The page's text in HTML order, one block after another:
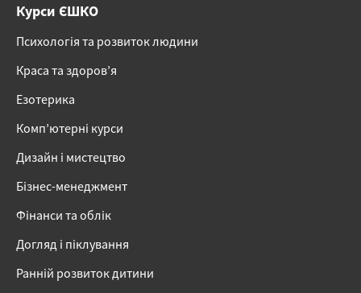
Курси ЄШКО
Психологія та розвиток людини
Краса та здоров’я
Езотерика
Комп’ютерні курси
Дизайн і мистецтво
Бізнес-менеджмент
Фінанси та облік
Догляд і піклування
Ранній розвиток дитини